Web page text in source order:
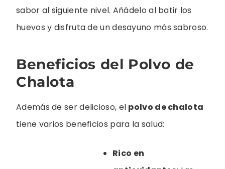
sabor al siguiente nivel. Añádelo al batir los
huevos y disfruta de un desayuno más sabroso.
Beneficios del Polvo de
Chalota
Además de ser delicioso, el polvo de chalota
tiene varios beneficios para la salud:
Rico en